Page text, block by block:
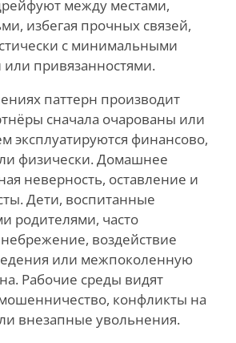
между местами,
избегая прочных связей,
с минимальными
или привязанностями.
паттерн производит
сначала очарованы или
эксплуатируются финансово,
физически. Домашнее
неверность, оставление и
Дети, воспитанные
родителями, часто
воздействие
или межпоколенную
Рабочие среды видят
конфликты на
внезапные увольнения.